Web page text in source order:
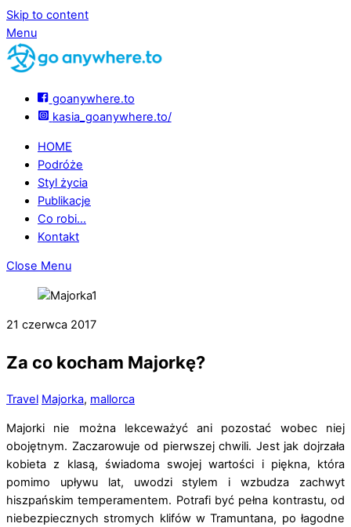
Skip to content
Menu
goanywhere.to
kasia_goanywhere.to/
HOME
Podróże
Styl życia
Publikacje
Co robi…
Kontakt
Close Menu
21 czerwca 2017
Za co kocham Majorkę?
Travel Majorka, mallorca
Majorki nie można lekceważyć ani pozostać wobec niej
obojętnym. Zaczarowuje od pierwszej chwili. Jest jak dojrzała
kobieta z klasą, świadoma swojej wartości i piękna, która
pomimo upływu lat, uwodzi stylem i wzbudza zachwyt
hiszpańskim temperamentem. Potrafi być pełna kontrastu, od
niebezpiecznych stromych klifów w Tramuntana, po łagodne